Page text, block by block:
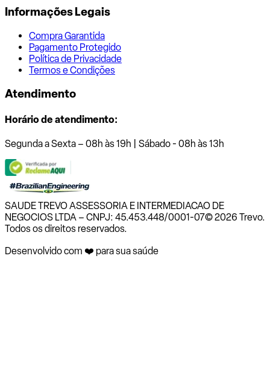
Informações Legais
Compra Garantida
Pagamento Protegido
Política de Privacidade
Termos e Condições
Atendimento
Horário de atendimento:
Segunda a Sexta – 08h às 19h | Sábado - 08h às 13h
SAUDE TREVO ASSESSORIA E INTERMEDIACAO DE
NEGOCIOS LTDA – CNPJ: 45.453.448/0001-07© 2026 Trevo.
Todos os direitos reservados.
Desenvolvido com ❤️ para sua saúde